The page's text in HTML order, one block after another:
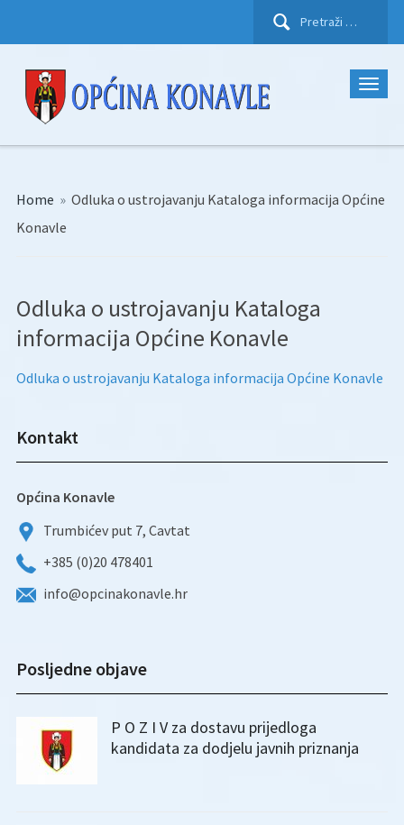
Pretraži:
Home » Odluka o ustrojavanju Kataloga informacija Općine
Konavle
Odluka o ustrojavanju Kataloga
informacija Općine Konavle
Odluka o ustrojavanju Kataloga informacija Općine Konavle
Kontakt
Općina Konavle
Trumbićev put 7, Cavtat
+385 (0)20 478401
info@opcinakonavle.hr
Posljedne objave
P O Z I V za dostavu prijedloga
kandidata za dodjelu javnih priznanja